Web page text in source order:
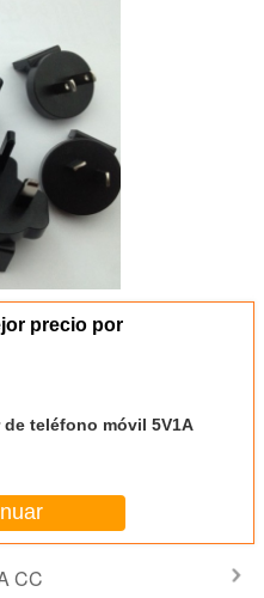
precio por
de teléfono móvil 5V1A
CC